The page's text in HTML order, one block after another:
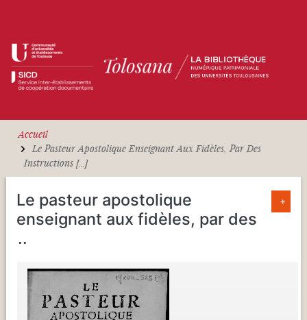
Accueil
Le Pasteur Apostolique Enseignant Aux Fidèles, Par Des
Instructions [...]
Le pasteur apostolique
enseignant aux fidèles, par des
...
+